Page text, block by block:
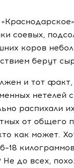
соевых,
коров
берут
и тот
нетелей
распихали
от общего
как может.
до всех,